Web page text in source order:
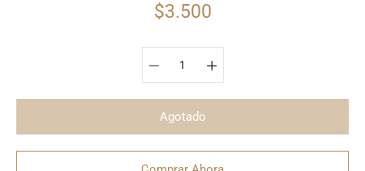
$3.500
Agotado